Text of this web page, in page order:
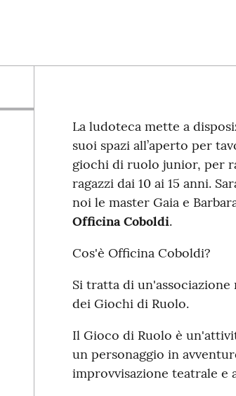
La ludoteca mette a
suoi spazi all’aperto per
giochi di ruolo junior, per
ragazzi dai 10 ai 15 anni.
noi le master Gaia e
Officina Coboldi.
Cos'è Officina Coboldi?
Si tratta di
dei Giochi di Ruolo.
Il Gioco di Ruolo è
un personaggio in
improvvisazione teatrale e